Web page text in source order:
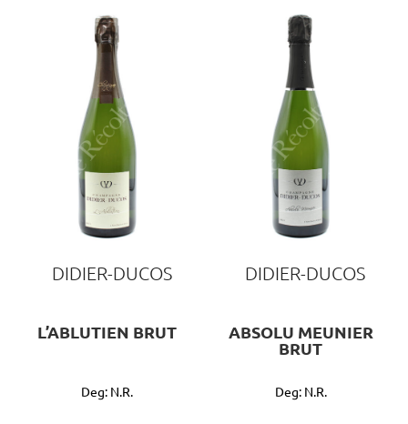
DIDIER-DUCOS
L’ABLUTIEN BRUT
Deg: N.r.
DIDIER-DUCOS
ABSOLU MEUNIER
BRUT
Deg: N.r.